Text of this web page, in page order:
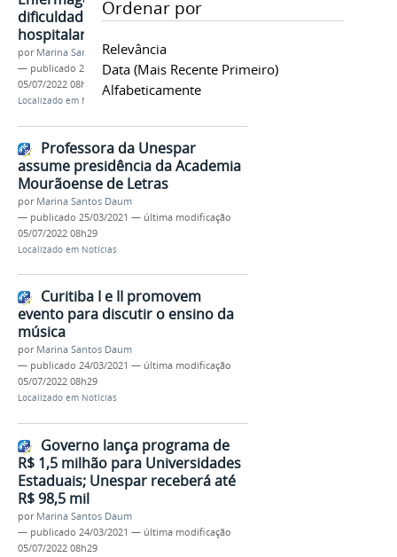
Ordenar por
Relevância
Data (mais Recente Primeiro)
Alfabeticamente
dificuldades da pandemia no meio
hospitalar
por Marina Santos Daum
— publicado 26/03/2021 —última modificação
05/07/2022 08h29
Localizado em Notícias
Professora da Unespar
assume presidência da Academia
Mourãoense de Letras
por Marina Santos Daum
— publicado 25/03/2021 — última modificação
05/07/2022 08h29
Localizado em Notícias
Curitiba I e II promovem
evento para discutir o ensino da
música
por Marina Santos Daum
— publicado 24/03/2021 — última modificação
05/07/2022 08h29
Localizado em Notícias
Governo lança programa de
R$ 1,5 milhão para Universidades
Estaduais; Unespar receberá até
R$ 98,5 mil
por Marina Santos Daum
— publicado 24/03/2021 — última modificação
05/07/2022 08h29